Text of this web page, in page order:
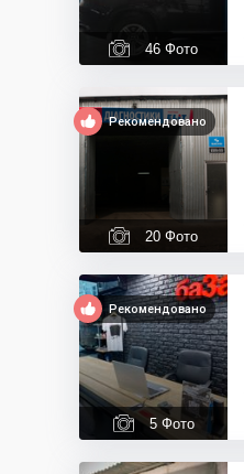
46 Фото
Рекомендовано
20 Фото
Рекомендовано
5 Фото